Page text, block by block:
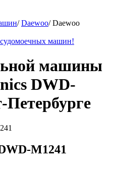
/Daewoo/Daewoo
машины
DWD-
M1241